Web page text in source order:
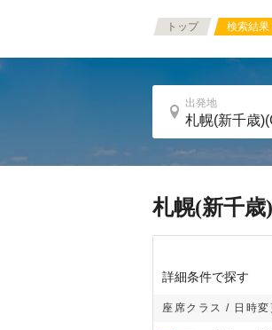
トップ 検索結果
出発地
札幌(新千歳)
詳細条件で探す
座席クラス /